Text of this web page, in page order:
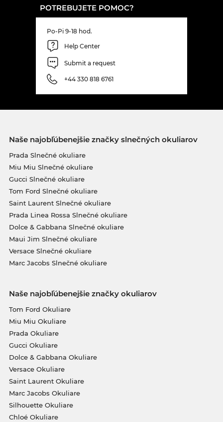
POTREBUJETE POMOC?
Po-Pi 9-18 hod.
Help Center
Submit a request
+44 330 818 6761
Naše najobľúbenejšie značky slnečných okuliarov
Prada Slnečné okuliare
Miu Miu Slnečné okuliare
Gucci Slnečné okuliare
Tom Ford Slnečné okuliare
Saint Laurent Slnečné okuliare
Prada Linea Rossa Slnečné okuliare
Dolce & Gabbana Slnečné okuliare
Maui Jim Slnečné okuliare
Versace Slnečné okuliare
Marc Jacobs Slnečné okuliare
Naše najobľúbenejšie značky okuliarov
Tom Ford Okuliare
Miu Miu Okuliare
Prada Okuliare
Gucci Okuliare
Dolce & Gabbana Okuliare
Versace Okuliare
Saint Laurent Okuliare
Marc Jacobs Okuliare
Silhouette Okuliare
Chloé Okuliare